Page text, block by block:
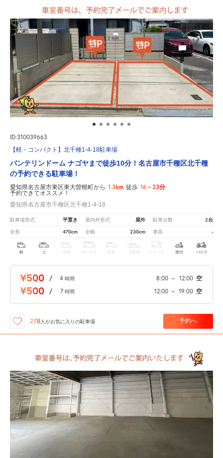
ID:310039663
【軽・コンパクト】北千種1-4-18駐車場
バンテリンドーム ナゴヤまで徒歩10分！名古屋市千種区北千種
の予約できる駐車場！
愛知県名古屋市東区東大曽根町から 1.3km 徒歩 16～23分
予約できてオススメ！
愛知県名古屋市千種区北千種1-4-18
駐車場形式 平置き 屋内外形式 屋外 駐車台数 2台
全長 470cm 全幅 230cm 車高 -
軽 コ 中型 ボックス SUV 大型車 トラック 原付 バイク
¥500 / 4 時間 8:00 ～ 12:00 空
¥500 / 7 時間 12:00 ～ 19:00 空
278 人がお気に入りの駐車場 予約へ